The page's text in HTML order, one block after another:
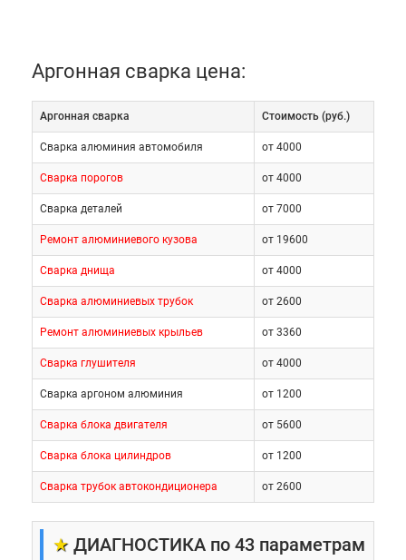
Все работы должны проводиться в
пострадать из-за ветра или осадков.
Специальный участок для
работ
Для того, чтобы заниматься аргонной сваркой,
техцентру необходим специальный участок,
отделенный от общей ремонтной зоны. Во время
Аргонная сварка цена:
Аргонная сварка Cтоимость (руб.)
Сварка алюминия автомобиля от 4000
Сварка порогов от 4000
Сварка деталей от 7000
Ремонт алюминиевого кузова от 19600
Сварка днища от 4000
Сварка алюминиевых трубок от 2600
Ремонт алюминиевых крыльев от 3360
Сварка глушителя от 4000
Сварка аргоном алюминия от 1200
Сварка блока двигателя от 5600
Сварка блока цилиндров от 1200
Сварка трубок автокондиционера от 2600
★ ДИАГНОСТИКА по 43 параметрам